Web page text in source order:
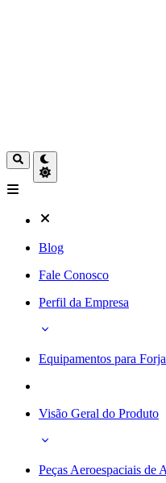
Blog
Fale Conosco
Perfil da Empresa
Equipamentos para
Visão Geral do Produto
Peças Aeroespaciais de